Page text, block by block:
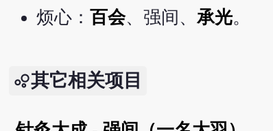
烦心： 百会、强间、承光。
其它相关项目